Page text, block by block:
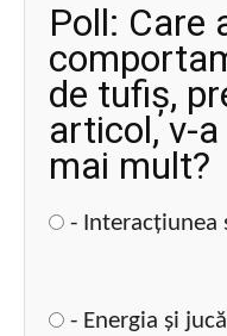
Poll: Care
de tufiș,
articol, v-
mai mult?
- Interacțiunea
- Energia și